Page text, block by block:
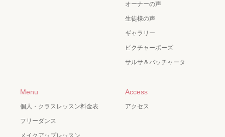
オーナーの声
生徒様の声
ギャラリー
ピクチャーポーズ
サルサ＆バッチャータ
Menu
個人・クラスレッスン料金表
フリーダンス
メイクアップレッスン
Access
アクセス